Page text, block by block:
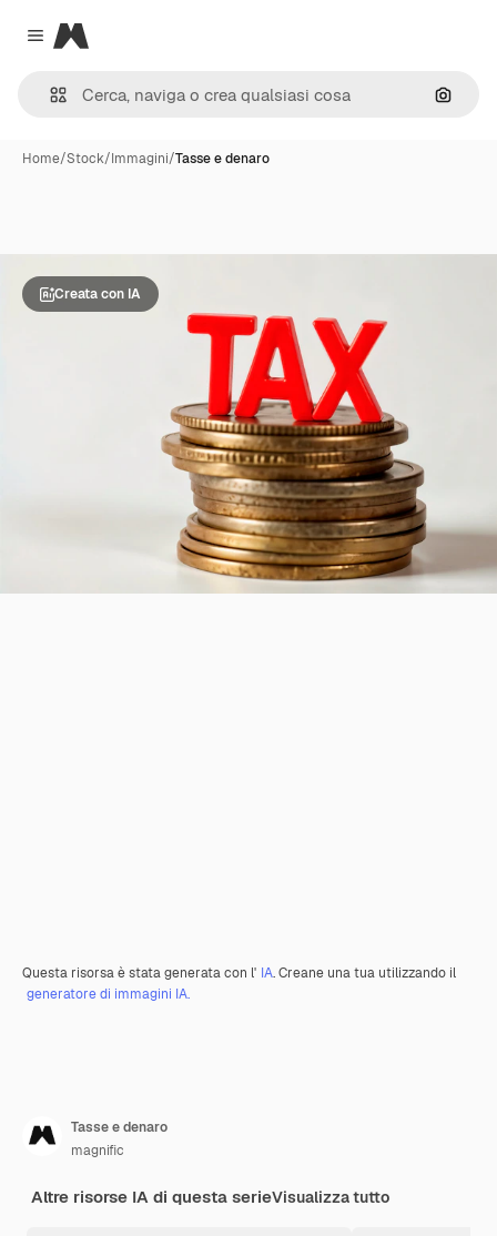
Close menu
Magnific
Cerca
Home/Stock/Immagini/Tasse e denaro
Creata con IA
Questa risorsa è stata generata con l' IA. Creane una tua utilizzando il
generatore di immagini IA.
Tasse e denaro
magnific
Altre risorse IA di questa serieVisualizza tutto